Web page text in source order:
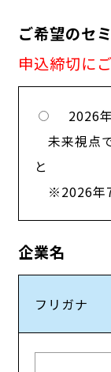
ご希望のセ
申込締切に
2026年
未来視点
と
※2026年7
企業名
フリガナ